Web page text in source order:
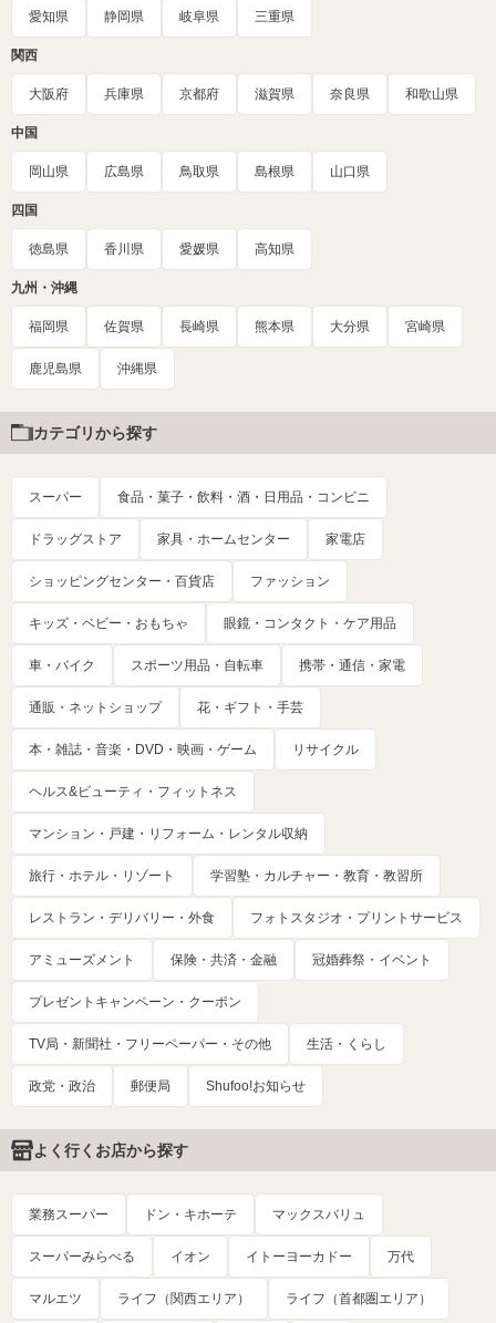
愛知県 静岡県 岐阜県 三重県
関西
大阪府 兵庫県 京都府 滋賀県 奈良県 和歌山県
中国
岡山県 広島県 鳥取県 島根県 山口県
四国
徳島県 香川県 愛媛県 高知県
九州・沖縄
福岡県 佐賀県 長崎県 熊本県 大分県 宮崎県
鹿児島県 沖縄県
カテゴリから探す
スーパー 食品・菓子・飲料・酒・日用品・コンビニ
ドラッグストア 家具・ホームセンター 家電店
ショッピングセンター・百貨店 ファッション
キッズ・ベビー・おもちゃ 眼鏡・コンタクト・ケア用品
車・バイク スポーツ用品・自転車 携帯・通信・家電
通販・ネットショップ 花・ギフト・手芸
本・雑誌・音楽・DVD・映画・ゲーム リサイクル
ヘルス&ビューティ・フィットネス
マンション・戸建・リフォーム・レンタル収納
旅行・ホテル・リゾート 学習塾・カルチャー・教育・教習所
レストラン・デリバリー・外食 フォトスタジオ・プリントサービス
アミューズメント 保険・共済・金融 冠婚葬祭・イベント
プレゼントキャンペーン・クーポン
TV局・新聞社・フリーペーパー・その他 生活・くらし
政党・政治 郵便局 Shufoo!お知らせ
よく行くお店から探す
業務スーパー ドン・キホーテ マックスバリュ
スーパーみらべる イオン イトーヨーカドー 万代
マルエツ ライフ（関西エリア） ライフ（首都圏エリア）